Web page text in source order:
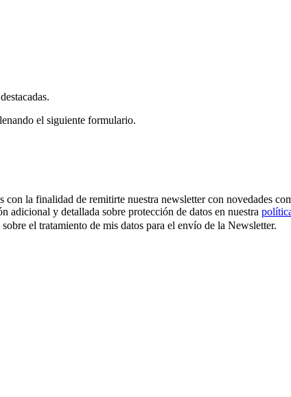
el siguiente formulario.
la finalidad de remitirte nuestra newsletter con novedades
adicional y detallada sobre protección de datos en nuestra
sobre el tratamiento de mis datos para el envío de la Newsletter.